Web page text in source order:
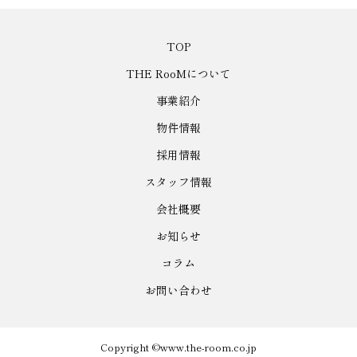
TOP
THE RooMについて
事業紹介
物件情報
採用情報
スタッフ情報
会社概要
お知らせ
コラム
お問い合わせ
Copyright ©www.the-room.co.jp